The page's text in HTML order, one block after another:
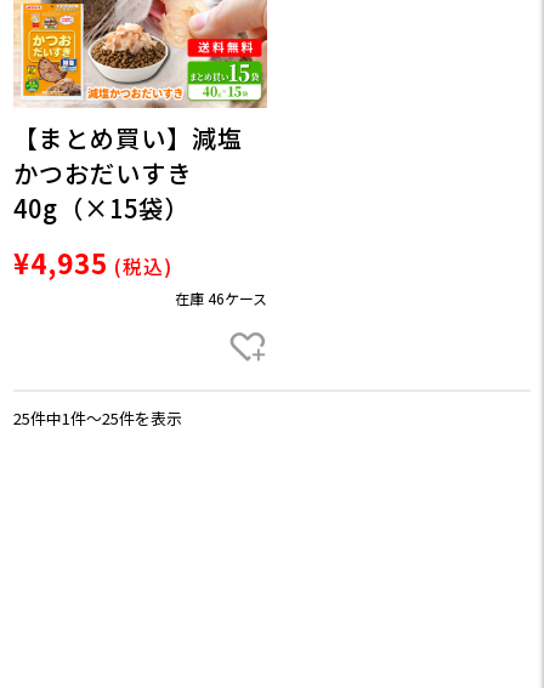
【まとめ買い】減塩
かつおだいすき
40g（×15袋）
¥4,935 (税込)
在庫 46ケース
25件中1件〜25件を表示